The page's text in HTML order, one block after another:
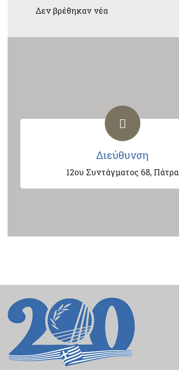
Δεν βρέθηκαν νέα
Διεύθυνση
12ου Συντάγματος 68, Πάτρα